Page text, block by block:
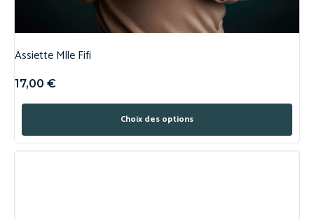
Assiette Mlle Fifi
17,00 €
Choix des options